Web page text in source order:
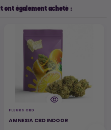
ont également acheté :
FLEURS CBD
AMNESIA CBD INDOOR